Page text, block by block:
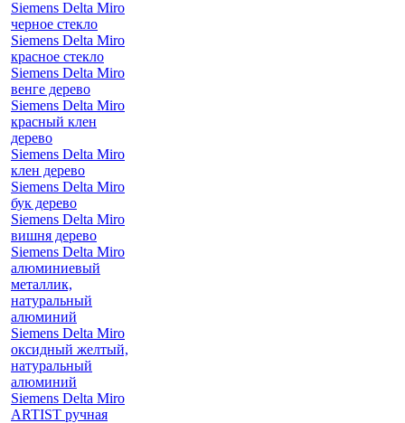
Siemens Delta Miro
черное стекло
Siemens Delta Miro
красное стекло
Siemens Delta Miro
венге дерево
Siemens Delta Miro
красный клен
дерево
Siemens Delta Miro
клен дерево
Siemens Delta Miro
бук дерево
Siemens Delta Miro
вишня дерево
Siemens Delta Miro
алюминиевый
металлик,
натуральный
алюминий
Siemens Delta Miro
оксидный желтый,
натуральный
алюминий
Siemens Delta Miro
ARTIST ручная